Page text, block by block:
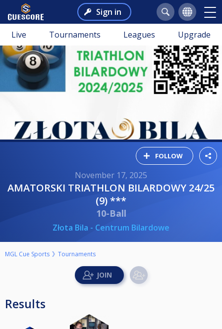
Sign in
Live Tournaments Leagues Upgrade
FOLLOW
November 17, 2025
AMATORSKI TRIATHLON BILARDOWY 24/25
(9) ***
10-Ball
Złota Bila - Centrum Bilardowe
MGL Cue Sports Tournaments
Results